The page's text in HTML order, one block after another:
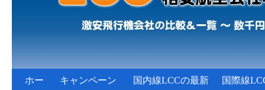
ホー キャンペーン 国内線LCCの最新 国際線